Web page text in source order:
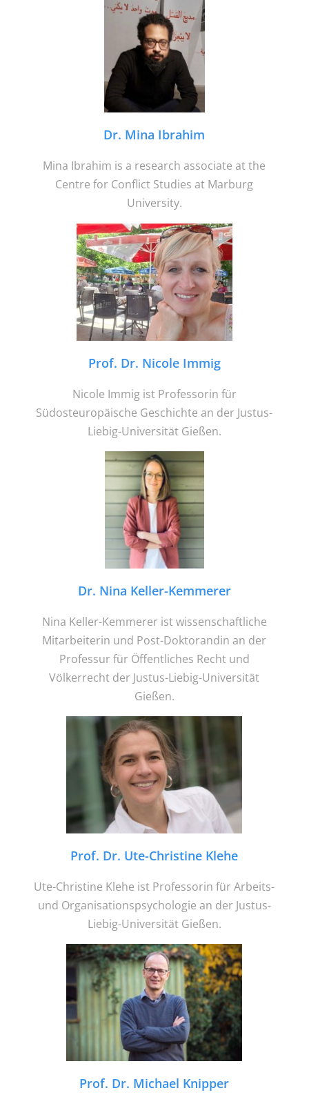
Dr. Mina Ibrahim
Mina Ibrahim is a research associate at the
Centre for Conflict Studies at Marburg
University.
Prof. Dr. Nicole Immig
Nicole Immig ist Professorin für
Südosteuropäische Geschichte an der Justus-
Liebig-Universität Gießen.
Dr. Nina Keller-Kemmerer
Nina Keller-Kemmerer ist wissenschaftliche
Mitarbeiterin und Post-Doktorandin an der
Professur für Öffentliches Recht und
Völkerrecht der Justus-Liebig-Universität
Gießen.
Prof. Dr. Ute-Christine Klehe
Ute-Christine Klehe ist Professorin für Arbeits-
und Organisationspsychologie an der Justus-
Liebig-Universität Gießen.
Prof. Dr. Michael Knipper